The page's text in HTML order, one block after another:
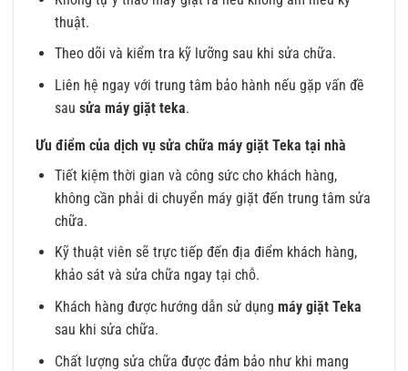
thuật.
Theo dõi và kiểm tra kỹ lưỡng sau khi sửa chữa.
Liên hệ ngay với trung tâm bảo hành nếu gặp vấn đề
sau sửa máy giặt teka.
Ưu điểm của dịch vụ sửa chữa máy giặt Teka tại nhà
Tiết kiệm thời gian và công sức cho khách hàng,
không cần phải di chuyển máy giặt đến trung tâm sửa
chữa.
Kỹ thuật viên sẽ trực tiếp đến địa điểm khách hàng,
khảo sát và sửa chữa ngay tại chỗ.
Khách hàng được hướng dẫn sử dụng máy giặt Teka
sau khi sửa chữa.
Chất lượng sửa chữa được đảm bảo như khi mang